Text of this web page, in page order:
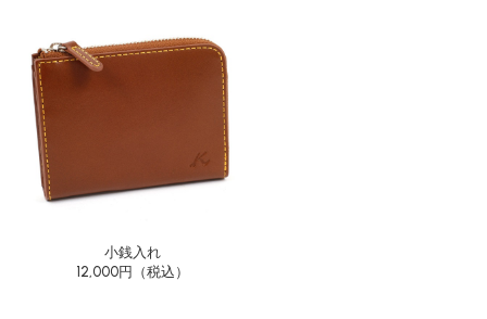
小銭入れ
12,000円（税込）